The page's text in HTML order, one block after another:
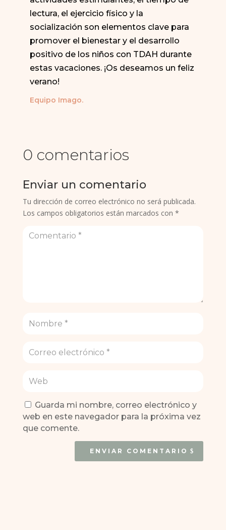
lectura, el ejercicio físico y la
socialización son elementos clave para
promover el bienestar y el desarrollo
positivo de los niños con TDAH durante
estas vacaciones. ¡Os deseamos un feliz
verano!
Equipo Imago.
0 comentarios
Enviar un comentario
Tu dirección de correo electrónico no será publicada.
Los campos obligatorios están marcados con *
Guarda mi nombre, correo electrónico y
web en este navegador para la próxima vez
que comente.
ENVIAR COMENTARIO